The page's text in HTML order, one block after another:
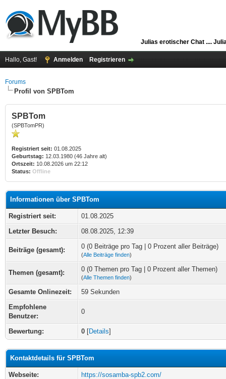
Julias erotischer Chat ....
Hallo, Gast! Anmelden Registrieren
Forums
Profil von SPBTom
SPBTom
(SPBTomPR)
Registriert seit: 01.08.2025
Geburtstag: 12.03.1980 (46 Jahre alt)
Ortszeit: 10.08.2026 um 22:12
Status: Offline
Informationen über SPBTom
Registriert seit:
01.08.2025
Letzter Besuch:
08.08.2025, 12:39
Beiträge (gesamt): 0 (0 Beiträge pro Tag | 0 Prozent aller Beiträge)
(Alle Beiträge finden)
Themen (gesamt): 0 (0 Themen pro Tag | 0 Prozent aller Themen)
(Alle Themen finden)
Gesamte Onlinezeit:
59 Sekunden
Empfohlene
Benutzer:
0
Bewertung: 0 [Details]
Kontaktdetails für SPBTom
Webseite:
https://sosamba-spb2.com/